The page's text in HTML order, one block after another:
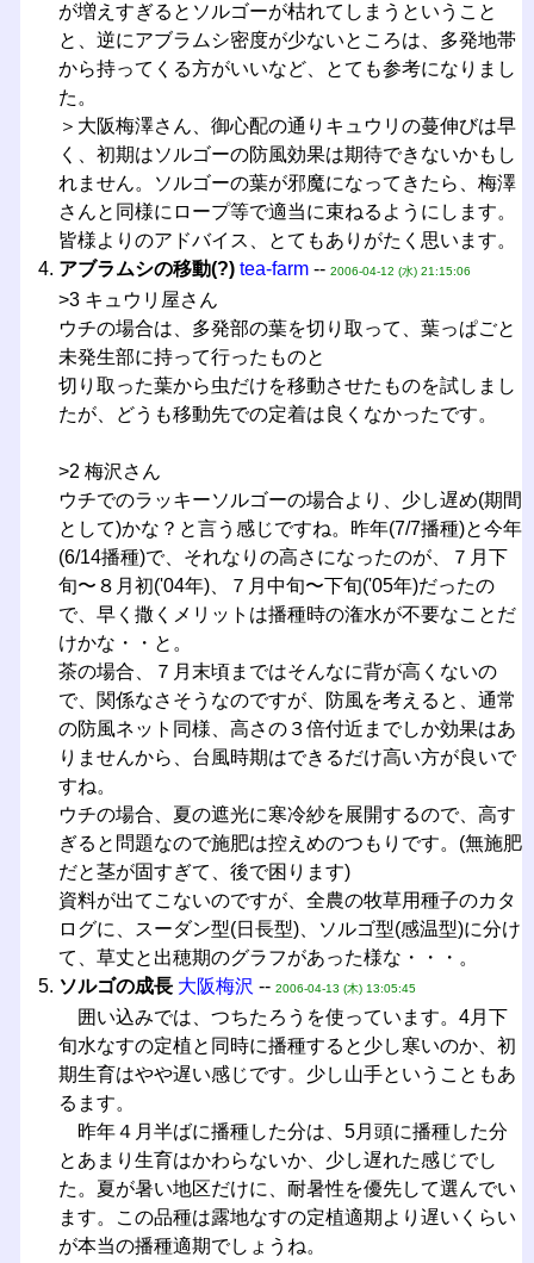
が増えすぎるとソルゴーが枯れてしまうということ
と、逆にアブラムシ密度が少ないところは、多発地帯
から持ってくる方がいいなど、とても参考になりまし
た。
＞大阪梅澤さん、御心配の通りキュウリの蔓伸びは早
く、初期はソルゴーの防風効果は期待できないかもし
れません。ソルゴーの葉が邪魔になってきたら、梅澤
さんと同様にロープ等で適当に束ねるようにします。
皆様よりのアドバイス、とてもありがたく思います。
アブラムシの移動(?) tea-farm-- 2006-04-12 (水) 21:15:06
>3 キュウリ屋さん
ウチの場合は、多発部の葉を切り取って、葉っぱごと
未発生部に持って行ったものと
切り取った葉から虫だけを移動させたものを試しまし
たが、どうも移動先での定着は良くなかったです。
>2 梅沢さん
ウチでのラッキーソルゴーの場合より、少し遅め(期間
として)かな？と言う感じですね。昨年(7/7播種)と今年
(6/14播種)で、それなりの高さになったのが、７月下
旬〜８月初('04年)、７月中旬〜下旬('05年)だったの
で、早く撒くメリットは播種時の潅水が不要なことだ
けかな・・と。
茶の場合、７月末頃まではそんなに背が高くないの
で、関係なさそうなのですが、防風を考えると、通常
の防風ネット同様、高さの３倍付近までしか効果はあ
りませんから、台風時期はできるだけ高い方が良いで
すね。
ウチの場合、夏の遮光に寒冷紗を展開するので、高す
ぎると問題なので施肥は控えめのつもりです。(無施肥
だと茎が固すぎて、後で困ります)
資料が出てこないのですが、全農の牧草用種子のカタ
ログに、スーダン型(日長型)、ソルゴ型(感温型)に分け
て、草丈と出穂期のグラフがあった様な・・・。
ソルゴの成長 大阪梅沢 -- 2006-04-13 (木) 13:05:45
囲い込みでは、つちたろうを使っています。4月下
旬水なすの定植と同時に播種すると少し寒いのか、初
期生育はやや遅い感じです。少し山手ということもあ
るます。
昨年４月半ばに播種した分は、5月頭に播種した分
とあまり生育はかわらないか、少し遅れた感じでし
た。夏が暑い地区だけに、耐暑性を優先して選んでい
ます。この品種は露地なすの定植適期より遅いくらい
が本当の播種適期でしょうね。